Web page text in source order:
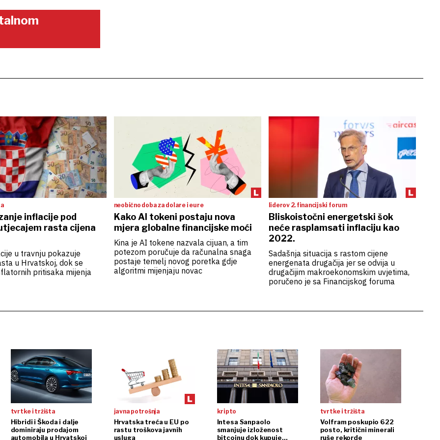
inflacije pod
rasta cijena
u travnju pokazuje
u Hrvatskoj, dok se
pritisaka mijenja
neobično doba za dolare i eure
Kako AI tokeni postaju nova
mjera globalne financijske moći
Kina je AI tokene nazvala cijuan, a tim
potezom poručuje da računalna snaga
postaje temelj novog poretka gdje
algoritmi mijenjaju novac
liderov 2. financijski forum
Bliskoistočni energetski šok
neće rasplamsati inflaciju kao
2022.
Sadašnja situacija s rastom cijene
energenata drugačija jer se odvija u
drugačijim makroekonomskim uvjetima,
poručeno je sa Financijskog foruma
tvrtke i tržišta
Hibridi i Škoda i dalje
dominiraju prodajom
automobila u Hrvatskoj
javna potrošnja
Hrvatska treća u EU po
rastu troškova javnih
usluga
kripto
Intesa Sanpaolo
smanjuje izloženost
bitcoinu dok kupuje
tvrtke i tržišta
Volfram poskupio 622
posto, kritični minerali
ruše rekorde